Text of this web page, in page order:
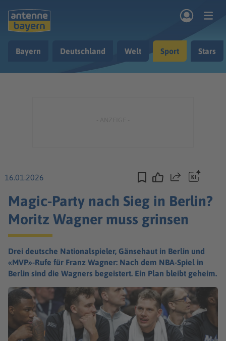
Bayern Deutschland Welt Sport Stars
16.01.2026 Teilen
Magic-Party nach Sieg in Berlin?
Moritz Wagner muss grinsen
Drei deutsche Nationalspieler, Gänsehaut in Berlin und
«MVP»-Rufe für Franz Wagner: Nach dem NBA-Spiel in
Berlin sind die Wagners begeistert. Ein Plan bleibt geheim.